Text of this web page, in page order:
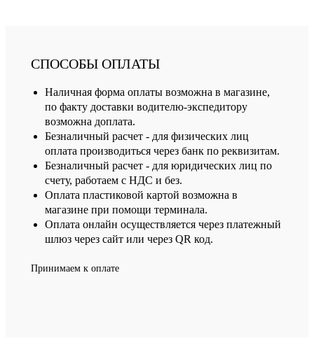
СПОСОБЫ ОПЛАТЫ
Наличная форма оплаты возможна в магазине,
по факту доставки водителю-экспедитору
возможна доплата.
Безналичный расчет - для физических лиц
оплата производиться через банк по реквизитам.
Безналичный расчет - для юридических лиц по
счету, работаем с НДС и без.
Оплата пластиковой картой возможна в
магазине при помощи терминала.
Оплата онлайн осуществляется через платежный
шлюз через сайт или через QR код.
Принимаем к оплате